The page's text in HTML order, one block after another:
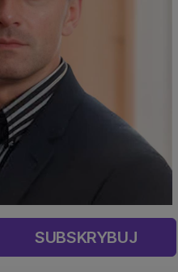
SUBSKRYBUJ